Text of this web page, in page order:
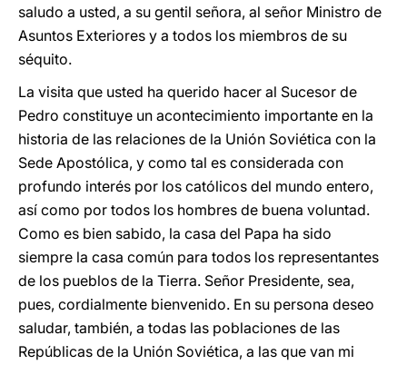
saludo a usted, a su gentil señora, al señor Ministro de
Asuntos Exteriores y a todos los miembros de su
séquito.
La visita que usted ha querido hacer al Sucesor de
Pedro constituye un acontecimiento importante en la
historia de las relaciones de la Unión Soviética con la
Sede Apostólica, y como tal es considerada con
profundo interés por los católicos del mundo entero,
así como por todos los hombres de buena voluntad.
Como es bien sabido, la casa del Papa ha sido
siempre la casa común para todos los representantes
de los pueblos de la Tierra. Señor Presidente, sea,
pues, cordialmente bienvenido. En su persona deseo
saludar, también, a todas las poblaciones de las
Repúblicas de la Unión Soviética, a las que van mi